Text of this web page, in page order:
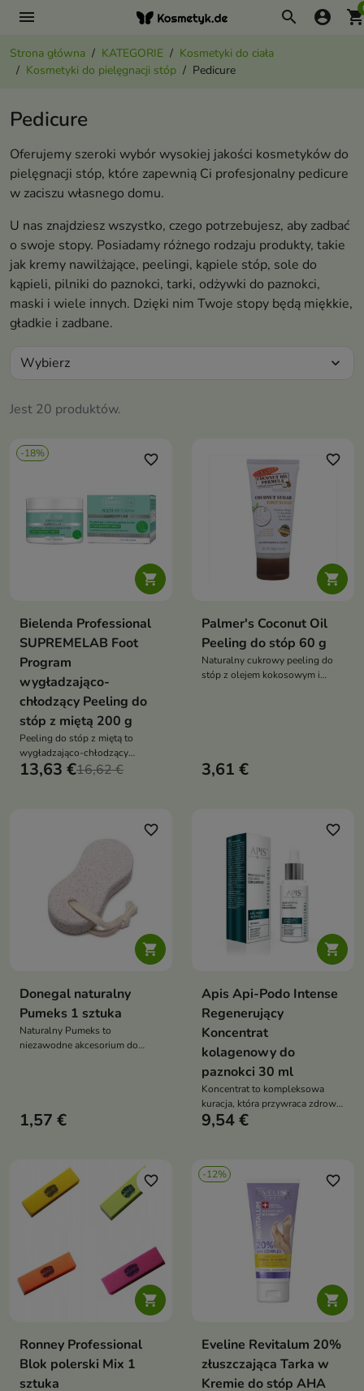
menu search account_circle
Strona główna KATEGORIE
Kosmetyki do ciała
Kosmetyki do pielęgnacji stóp
Pedicure
Pedicure
Oferujemy szeroki wybór wysokiej jakości kosmetyków do
pielęgnacji stóp, które zapewnią Ci profesjonalny pedicure
w zaciszu własnego domu.
U nas znajdziesz wszystko, czego potrzebujesz, aby zadbać
o swoje stopy. Posiadamy różnego rodzaju produkty, takie
jak kremy nawilżające, peelingi, kąpiele stóp, sole do
kąpieli, pilniki do paznokci, tarki, odżywki do paznokci,
maski i wiele innych. Dzięki nim Twoje stopy będą miękkie,
gładkie i zadbane.
Jest 20 produktów.
Wybierz expand_more
-18%

favorite_border
Bielenda Professional
SUPREMELAB Foot
Program
wygładzająco-
chłodzący Peeling do
stóp z miętą 200 g
Peeling do stóp z miętą to
wygładzająco-chłodzący
peeling, który usuwa martwy
13,63 €16,62 €

favorite_border
Palmer's Coconut Oil
Peeling do stóp 60 g
Naturalny cukrowy peeling do
stóp z olejem kokosowym i
pozostawiając stopy gładkie,
odświeżone i zregenerowane
3,61 €

favorite_border
Donegal naturalny
Pumeks 1 sztuka
Naturalny Pumeks to
niezawodne akcesorium do
1,57 €

favorite_border
Apis Api-Podo Intense
Regenerujący
Koncentrat
kolagenowy do
paznokci 30 ml
Koncentrat to kompleksowa
kuracja, która przywraca zdrowy
wygląd i siłę osłabionym
9,54 €

favorite_border
Ronney Professional
Blok polerski Mix 1
sztuka
-12%

favorite_border
Eveline Revitalum 20%
złuszczająca Tarka w
Kremie do stóp AHA